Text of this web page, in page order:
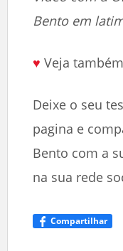
Bento em
♥ Veja
Deixe o seu
pagina e
Bento com a
na sua rede
Compartilhar